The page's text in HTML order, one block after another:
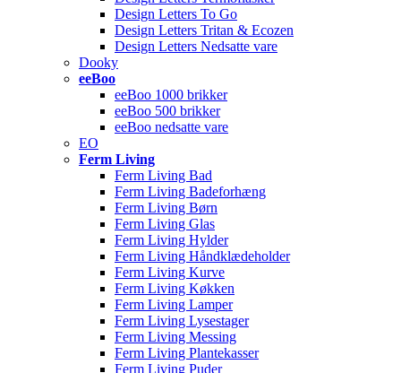
Design Letters To Go
Design Letters Tritan & Ecozen
Design Letters Nedsatte vare
Dooky
eeBoo
eeBoo 1000 brikker
eeBoo 500 brikker
eeBoo nedsatte vare
EO
Ferm Living
Ferm Living Bad
Ferm Living Badeforhæng
Ferm Living Børn
Ferm Living Glas
Ferm Living Hylder
Ferm Living Håndklædeholder
Ferm Living Kurve
Ferm Living Køkken
Ferm Living Lamper
Ferm Living Lysestager
Ferm Living Messing
Ferm Living Plantekasser
Ferm Living Puder